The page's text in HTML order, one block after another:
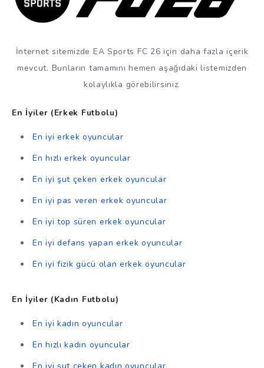
İnternet sitemizde EA Sports FC 26 için daha fazla içerik
mevcut. Bunların tamamını hemen aşağıdaki listemizden
kolaylıkla görebilirsiniz.
En İyiler (Erkek Futbolu)
En iyi erkek oyuncular
En hızlı erkek oyuncular
En iyi şut çeken erkek oyuncular
En iyi pas veren erkek oyuncular
En iyi top süren erkek oyuncular
En iyi defans yapan erkek oyuncular
En iyi fizik gücü olan erkek oyuncular
En İyiler (Kadın Futbolu)
En iyi kadın oyuncular
En hızlı kadın oyuncular